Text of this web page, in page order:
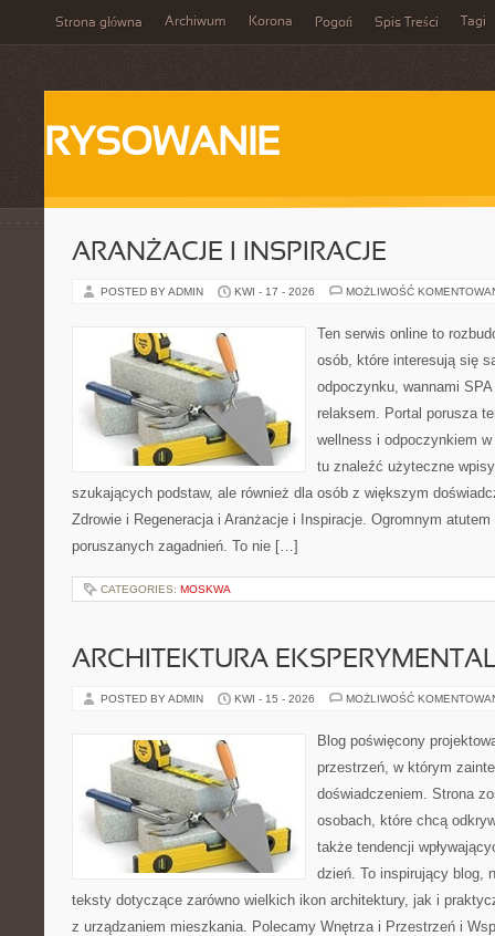
Strona główna Archiwum Korona Pogoń Spis Treści Tagi
RYSOWANIE
ARANŻACJE I INSPIRACJE
POSTED BY ADMIN KWI - 17 - 2026 MOŻLIWOŚĆ
Ten serwis online to
osób, które interesują się
odpoczynku, wannami
relaksem. Portal porusza
wellness i odpoczynkiem
tu znaleźć użyteczne
szukających podstaw, ale również dla osób z większym
Zdrowie i Regeneracja i Aranżacje i Inspiracje. Ogromnym
poruszanych zagadnień. To nie […]
CATEGORIES: MOSKWA
ARCHITEKTURA
POSTED BY ADMIN KWI - 15 - 2026 MOŻLIWOŚĆ
Blog poświęcony
przestrzeń, w którym
doświadczeniem. Strona
osobach, które chcą
także tendencji
dzień. To inspirujący blog,
teksty dotyczące zarówno wielkich ikon architektury, jak i
z urządzaniem mieszkania. Polecamy Wnętrza i Przestrzeń i